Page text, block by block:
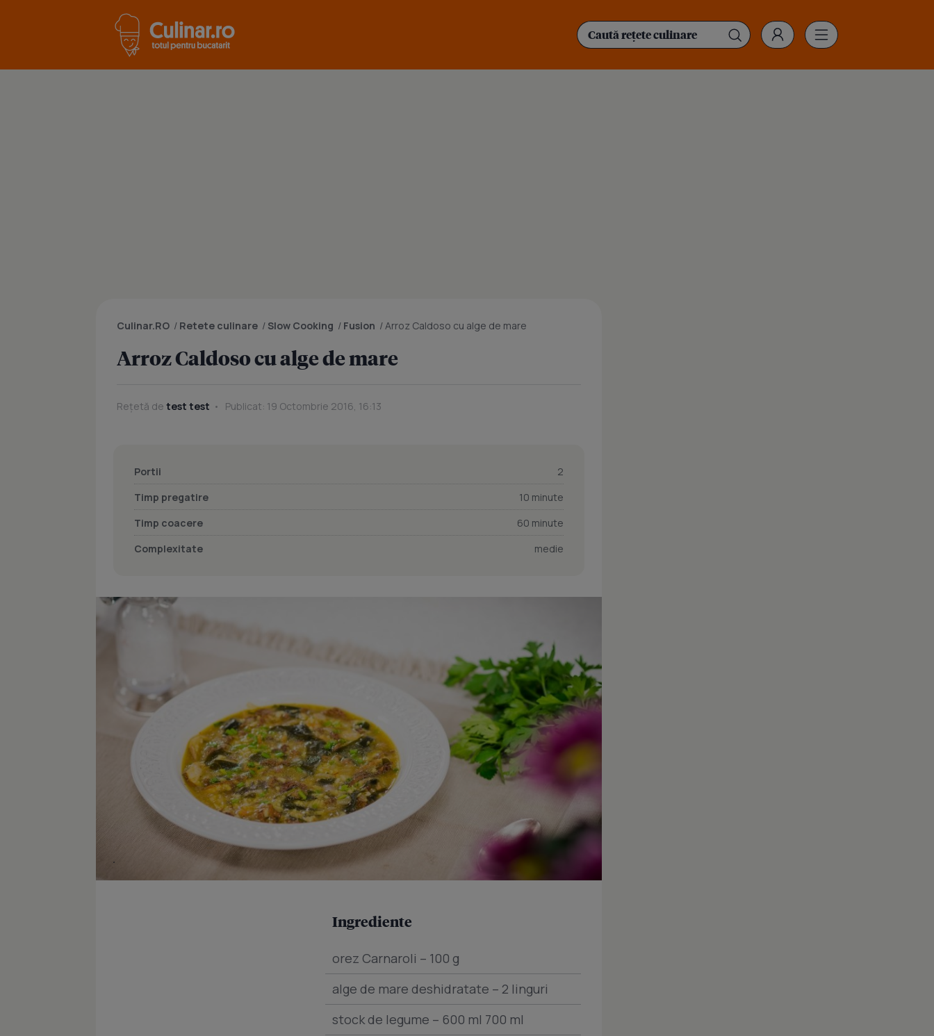
Culinar.RO / Retete culinare / Slow Cooking / Fusion /Arroz Caldoso cu alge de mare
Arroz Caldoso cu alge de mare
Rețetă de test test Publicat: 19 Octombrie 2016, 16:13
Portii
2
Timp pregatire
10 minute
Timp coacere
60 minute
Complexitate
medie
Ingrediente
orez Carnaroli – 100 g
alge de mare deshidratate – 2 linguri
stock de legume – 600 ml 700 ml